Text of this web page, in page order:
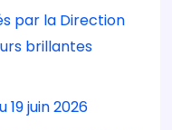
par la Direction
brillantes
juin 2026